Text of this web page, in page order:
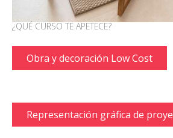
¿QUÉ CURSO TE APETECE?
Obra y decoración Low Cost
Representación gráfica de